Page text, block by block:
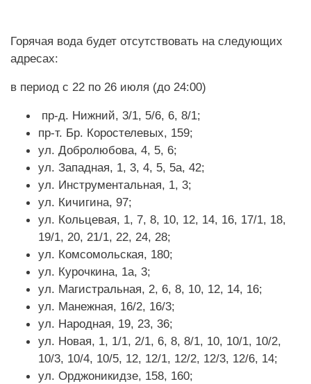
Горячая вода будет отсутствовать на следующих
адресах:
в период с 22 по 26 июля (до 24:00)
пр-д. Нижний, 3/1, 5/6, 6, 8/1;
пр-т. Бр. Коростелевых, 159;
ул. Добролюбова, 4, 5, 6;
ул. Западная, 1, 3, 4, 5, 5а, 42;
ул. Инструментальная, 1, 3;
ул. Кичигина, 97;
ул. Кольцевая, 1, 7, 8, 10, 12, 14, 16, 17/1, 18,
19/1, 20, 21/1, 22, 24, 28;
ул. Комсомольская, 180;
ул. Курочкина, 1а, 3;
ул. Магистральная, 2, 6, 8, 10, 12, 14, 16;
ул. Манежная, 16/2, 16/3;
ул. Народная, 19, 23, 36;
ул. Новая, 1, 1/1, 2/1, 6, 8, 8/1, 10, 10/1, 10/2,
10/3, 10/4, 10/5, 12, 12/1, 12/2, 12/3, 12/6, 14;
ул. Орджоникидзе, 158, 160;